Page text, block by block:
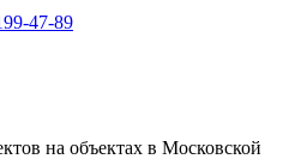
47-89
на объектах в Московской